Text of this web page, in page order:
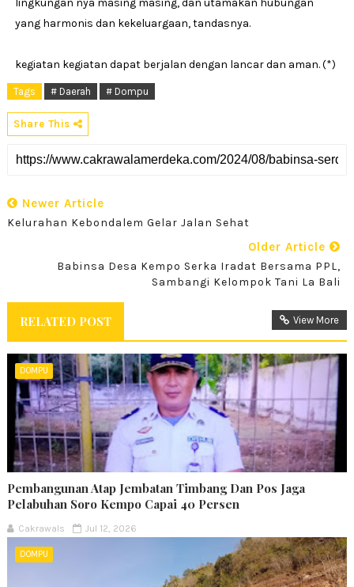
lingkungan nya masing masing, dan utamakan hubungan
yang harmonis dan kekeluargaan, tandasnya.
kegiatan kegiatan dapat berjalan dengan lancar dan aman. (*)
Tags # Daerah # Dompu
Share This
Newer Article
Kelurahan Kebondalem Gelar Jalan Sehat
Older Article
Babinsa Desa Kempo Serka Iradat Bersama PPL,
Sambangi Kelompok Tani La Bali
RELATED POST View More
DOMPU
Pembangunan Atap Jembatan Timbang Dan Pos Jaga
Pelabuhan Soro Kempo Capai 40 Persen
Cakrawals Jul 12, 2026
DOMPU